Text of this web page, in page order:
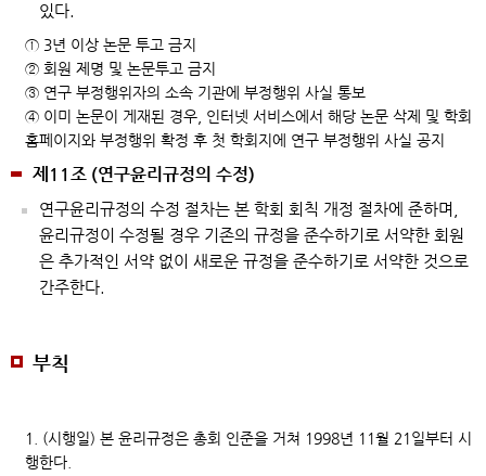
있다.
① 3년 이상 논문 투고 금지
② 회원 제명 및 논문투고 금지
③ 연구 부정행위자의 소속 기관에 부정행위 사실 통보
④ 이미 논문이 게재된 경우, 인터넷 서비스에서 해당 논문 삭제 및 학회
홈페이지와 부정행위 확정 후 첫 학회지에 연구 부정행위 사실 공지
제11조 (연구윤리규정의 수정)
연구윤리규정의 수정 절차는 본 학회 회칙 개정 절차에 준하며,
윤리규정이 수정될 경우 기존의 규정을 준수하기로 서약한 회원
은 추가적인 서약 없이 새로운 규정을 준수하기로 서약한 것으로
간주한다.
부칙
1. (시행일) 본 윤리규정은 총회 인준을 거쳐 1998년 11월 21일부터 시
행한다.